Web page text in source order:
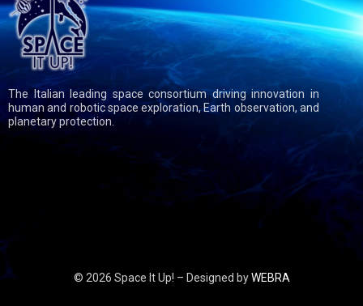
The Italian leading space consortium driving innovation in
human and robotic space exploration, Earth observation, and
planetary protection.
© 2026 Space It Up! – Designed byWEBRA